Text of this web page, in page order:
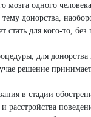
мозга одного
донорства,
для кого-то, без
для донорства
решение
в стадии
расстройства